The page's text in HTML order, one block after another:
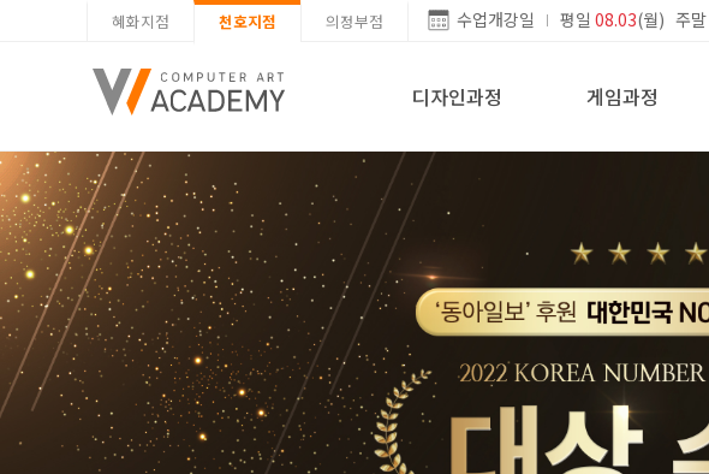
혜화지점 천호지점 의정부점 수업개강일 평일 08.03(월) 주말
디자인과정 게임과정